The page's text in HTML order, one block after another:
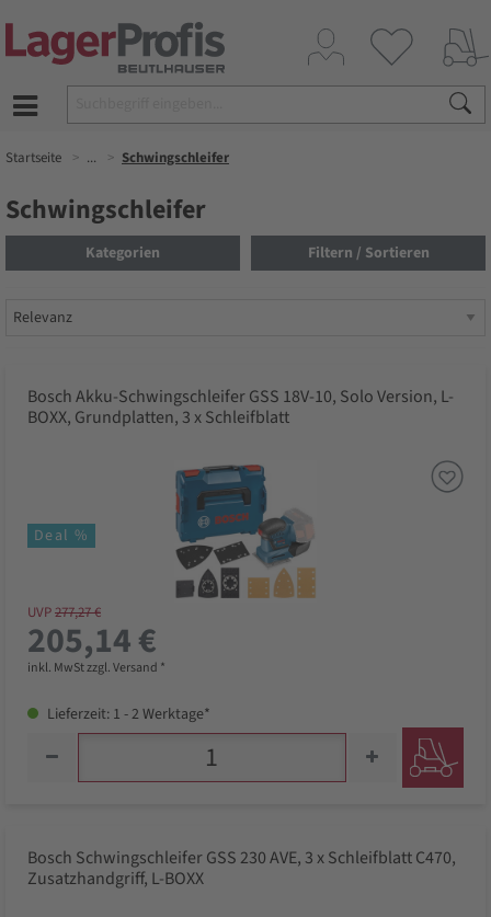
Startseite ... Schwingschleifer
Schwingschleifer
Kategorien Filtern / Sortieren
Bosch Akku-Schwingschleifer GSS 18V-10, Solo Version, L-
BOXX, Grundplatten, 3 x Schleifblatt
Deal %
UVP277,27 €
205,14 €
inkl. MwSt zzgl. Versand *
Lieferzeit: 1 - 2 Werktage*
Bosch Schwingschleifer GSS 230 AVE, 3 x Schleifblatt C470,
Zusatzhandgriff, L-BOXX